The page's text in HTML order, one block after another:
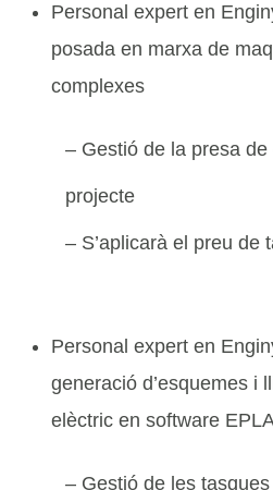
Personal expert en
posada en marxa de
complexes
– Gestió de la presa
projecte
– S’aplicarà el preu de
Personal expert en
generació d’esquemes i
elèctric en software
– Gestió de les